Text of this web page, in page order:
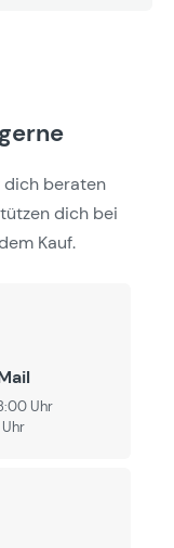
dich beraten
dich bei
Kauf.
Uhr